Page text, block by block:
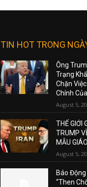
TIN HOT TRONG
Ông
Trạng
Chặn
Chính
August 5,
THẾ GIỚI
TRUMP
MẪU
August 5,
Báo
“Then